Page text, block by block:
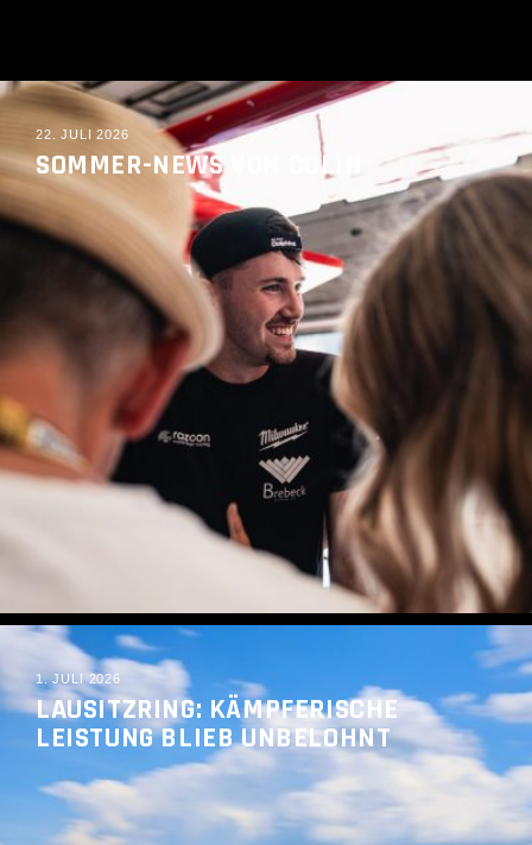
22. JULI 2026
SOMMER-NEWS VON COLIN
1. JULI 2026
LAUSITZRING: KÄMPFERISCHE
LEISTUNG BLIEB UNBELOHNT